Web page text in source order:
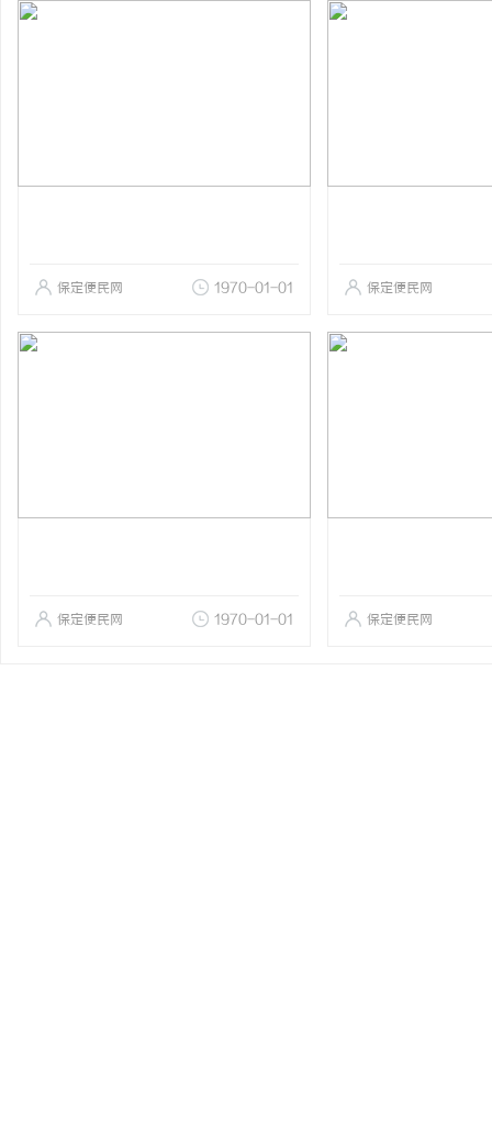
保定便民网 1970-01-01 保定便民网
保定便民网 1970-01-01 保定便民网